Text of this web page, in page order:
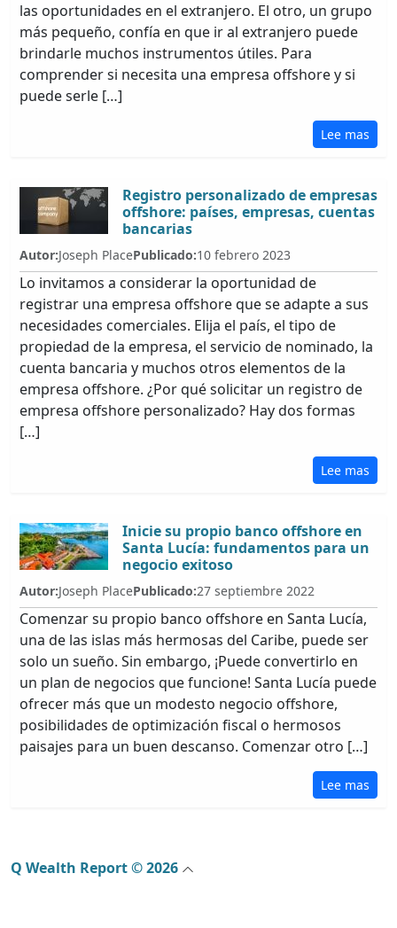
las oportunidades en el extranjero. El otro, un grupo
más pequeño, confía en que ir al extranjero puede
brindarle muchos instrumentos útiles. Para
comprender si necesita una empresa offshore y si
puede serle […]
Lee mas
Registro personalizado de empresas
offshore: países, empresas, cuentas
bancarias
Autor:Joseph PlacePublicado:10 febrero 2023
Lo invitamos a considerar la oportunidad de
registrar una empresa offshore que se adapte a sus
necesidades comerciales. Elija el país, el tipo de
propiedad de la empresa, el servicio de nominado, la
cuenta bancaria y muchos otros elementos de la
empresa offshore. ¿Por qué solicitar un registro de
empresa offshore personalizado? Hay dos formas
[…]
Lee mas
Inicie su propio banco offshore en
Santa Lucía: fundamentos para un
negocio exitoso
Autor:Joseph PlacePublicado:27 septiembre 2022
Comenzar su propio banco offshore en Santa Lucía,
una de las islas más hermosas del Caribe, puede ser
solo un sueño. Sin embargo, ¡Puede convertirlo en
un plan de negocios que funcione! Santa Lucía puede
ofrecer más que un modesto negocio offshore,
posibilidades de optimización fiscal o hermosos
paisajes para un buen descanso. Comenzar otro […]
Lee mas
Q Wealth Report © 2026